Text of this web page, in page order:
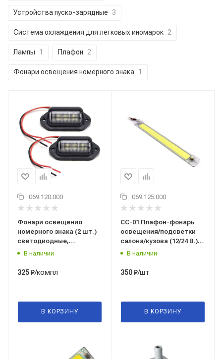
Устройства пуско-зарядные 3
Система охлаждения для легковых иномарок 2
Лампы 1 Плафон 2
Фонари освещения номерного знака 1
069.120.000
Фонари освещения
номерного знака (2 шт.)
светодиодные,
универсальные (НПП
подсветки номера (5327)
В наличии
325₽/компл
В КОРЗИНУ
069.125.000
СС-01 Плафон-фонарь
освещения/подсветки
салона/кузова (12/24 В.)
28х320х9 мм.,
светодиодный, с
В наличии
350₽/шт
В КОРЗИНУ